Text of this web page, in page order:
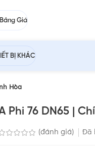
Giá
BỊ KHÁC
Hòa
Phi 76 DN65 |
(đánh giá) Đã